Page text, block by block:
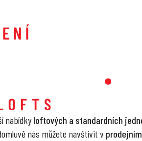
nabídky loftových a standardních
nás můžete navštívit v